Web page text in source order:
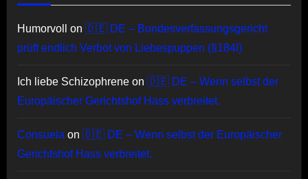
Humorvoll on 🇩🇪 DE – Bundesverfassungsgericht
prüft endlich Verbot von Liebespuppen (§184l)
Ich liebe Schizophreneon 🇩🇪 DE – Wenn selbst der
Europäischer Gerichtshof Hass verbreitet.
Consuela on 🇩🇪 DE – Wenn selbst der Europäischer
Gerichtshof Hass verbreitet.